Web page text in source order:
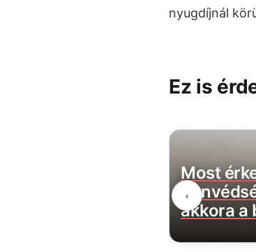
nyugdíjnál
Ez is
‹
Most
akkora a